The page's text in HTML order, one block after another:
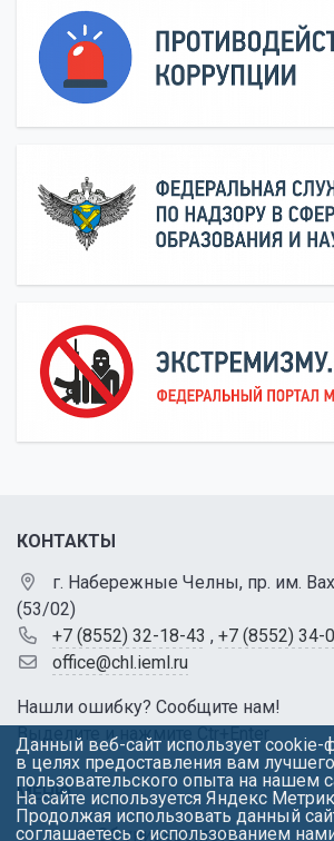
КОНТАКТЫ
г. Набережные Челны, пр. им.
(53/02)
+7 (8552) 32-18-43 , +7 (8552) 34-
office@chl.ieml.ru
Нашли ошибку? Сообщите нам!
Выделите и нажмите Ctr+Enter
МЕНЮ
Об университете
Данный веб-сайт использует cookie-
в целях предоставления вам лучшего
пользовательского опыта на нашем
На сайте используется Яндекс
Продолжая использовать данный
соглашаетесь с использованием